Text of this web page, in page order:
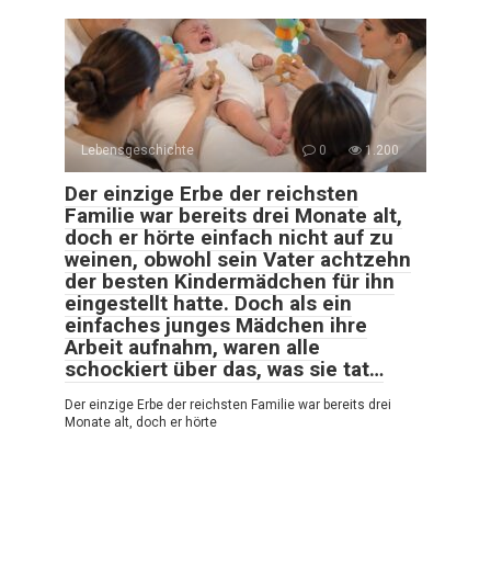
Lebensgeschichte 0 1.200
Der einzige Erbe der reichsten
Familie war bereits drei Monate alt,
doch er hörte einfach nicht auf zu
weinen, obwohl sein Vater achtzehn
der besten Kindermädchen für ihn
eingestellt hatte. Doch als ein
einfaches junges Mädchen ihre
Arbeit aufnahm, waren alle
schockiert über das, was sie tat…
Der einzige Erbe der reichsten Familie war bereits drei
Monate alt, doch er hörte